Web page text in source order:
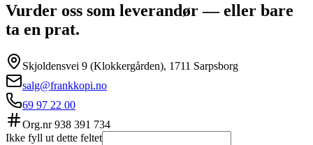
Vurder oss som leverandør — eller bare
ta en prat.
Skjoldensvei 9 (Klokkergården), 1711 Sarpsborg
salg@frankkopi.no
69 97 22 00
Org.nr938 391 734
Ikke fyll ut dette feltet